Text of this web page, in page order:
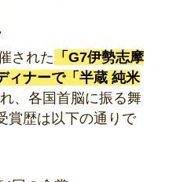
された 「G7伊勢志摩
ィナーで「半蔵 純米
、各国首脳に振る舞
賞歴は以下の通りで